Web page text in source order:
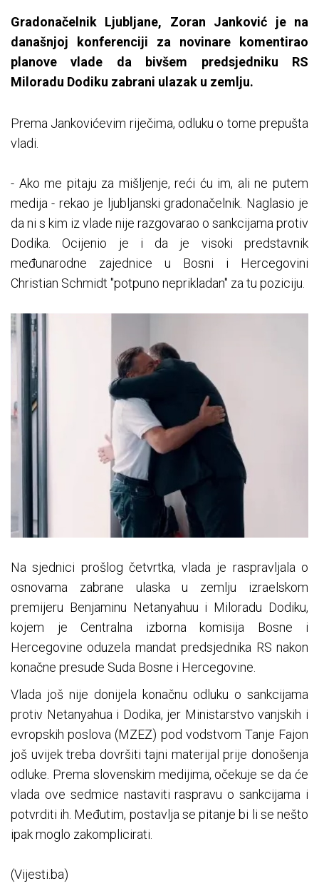
Gradonačelnik Ljubljane, Zoran Janković je na
današnjoj konferenciji za novinare komentirao
planove vlade da bivšem predsjedniku RS
Miloradu Dodiku zabrani ulazak u zemlju.
Prema Jankovićevim riječima, odluku o tome prepušta
vladi.
- Ako me pitaju za mišljenje, reći ću im, ali ne putem
medija - rekao je ljubljanski gradonačelnik. Naglasio je
da ni s kim iz vlade nije razgovarao o sankcijama protiv
Dodika. Ocijenio je i da je visoki predstavnik
međunarodne zajednice u Bosni i Hercegovini
Christian Schmidt "potpuno neprikladan" za tu poziciju.
Na sjednici prošlog četvrtka, vlada je raspravljala o
osnovama zabrane ulaska u zemlju izraelskom
premijeru Benjaminu Netanyahuu i Miloradu Dodiku,
kojem je Centralna izborna komisija Bosne i
Hercegovine oduzela mandat predsjednika RS nakon
konačne presude Suda Bosne i Hercegovine.
Vlada još nije donijela konačnu odluku o sankcijama
protiv Netanyahua i Dodika, jer Ministarstvo vanjskih i
evropskih poslova (MZEZ) pod vodstvom Tanje Fajon
još uvijek treba dovršiti tajni materijal prije donošenja
odluke. Prema slovenskim medijima, očekuje se da će
vlada ove sedmice nastaviti raspravu o sankcijama i
potvrditi ih. Međutim, postavlja se pitanje bi li se nešto
ipak moglo zakomplicirati.
(Vijesti.ba)